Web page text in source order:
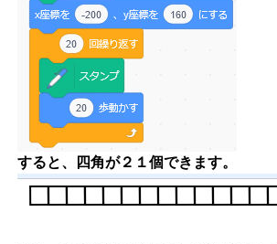
すると、四角が２１個できます。